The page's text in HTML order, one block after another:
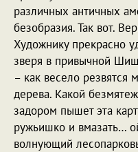
различных античных
безобразия. Так вот.
Художнику прекрасно
зверя в привычной
– как весело резвятся
дерева. Какой
задором пышет эта
ружьишко и вмазать…
волнующий